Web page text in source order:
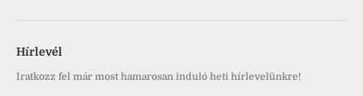
Hírlevél
Iratkozz fel már most hamarosan induló heti hírlevelünkre!